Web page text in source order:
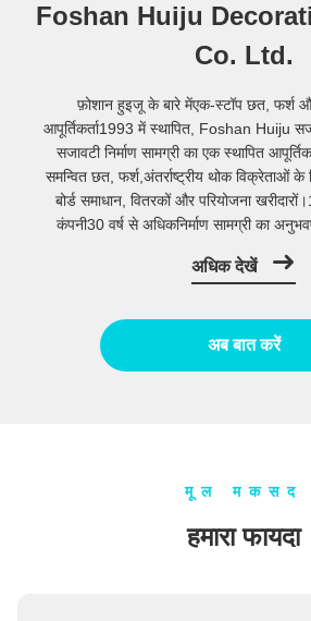
Foshan Huiju
Co. Ltd.
फ़ोशान हुइजू के बारे मेंएक-स्टॉप छत, फर्श
आपूर्तिकर्ता1993 में स्थापित, Foshan Huiju
सजावटी निर्माण सामग्री का एक स्थापित
समन्वित छत, फर्श,अंतर्राष्ट्रीय थोक विक्रेताओं के
बोर्ड समाधान, वितरकों और परियोजना
कंपनी30 वर्ष से अधिकनिर्माण सामग्री का
Foshan City के नानहाई जिले के दली
अधिक देखें
अब बात करें
मूल मकसद
हमारा फायदा